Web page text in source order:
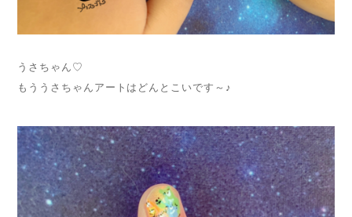
うさちゃん♡
もううさちゃんアートはどんとこいです～♪